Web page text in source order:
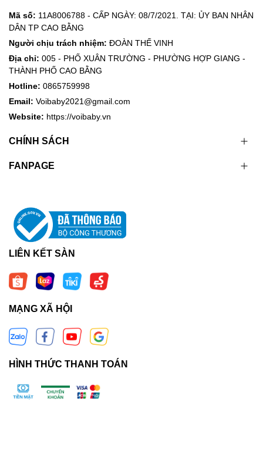
Mã số: 11A8006788 - CẤP NGÀY: 08/7/2021. TẠI: ỦY BAN NHÂN
DÂN TP CAO BẰNG
Người chịu trách nhiệm: ĐOÀN THẾ VINH
Địa chỉ: 005 - PHỐ XUÂN TRƯỜNG - PHƯỜNG HỢP GIANG -
THÀNH PHỐ CAO BẰNG
Hotline: 0865759998
Email: Voibaby2021@gmail.com
Website: https://voibaby.vn
CHÍNH SÁCH
FANPAGE
LIÊN KẾT SÀN
MẠNG XÃ HỘI
HÌNH THỨC THANH TOÁN